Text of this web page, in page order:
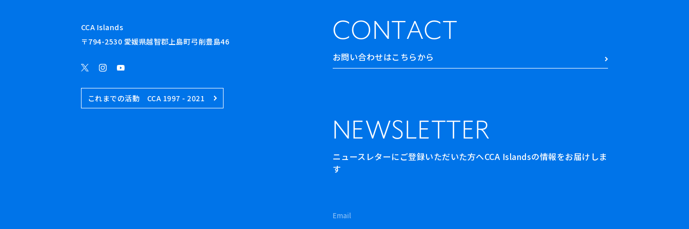
CONTACT
お問い合わせはこちらから
NEWSLETTER
ニュースレターにご登録いただいた方へCCA Islandsの情報をお届けしま
す
CCA Islands
〒794-2530 愛媛県越智郡上島町弓削豊島46
これまでの活動 CCA 1997 - 2021